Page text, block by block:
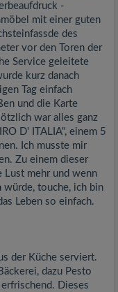
-
mit einer guten
des
vor den Toren der
Service geleitete
kurz danach
Tag einfach
und die Karte
war alles ganz
D' ITALIA", einem 5
Ich musste mir
Zu einem dieser
Lust mehr und wenn
würde, touche, ich bin
Leben so einfach.
der Küche serviert.
dazu Pesto
Dieses